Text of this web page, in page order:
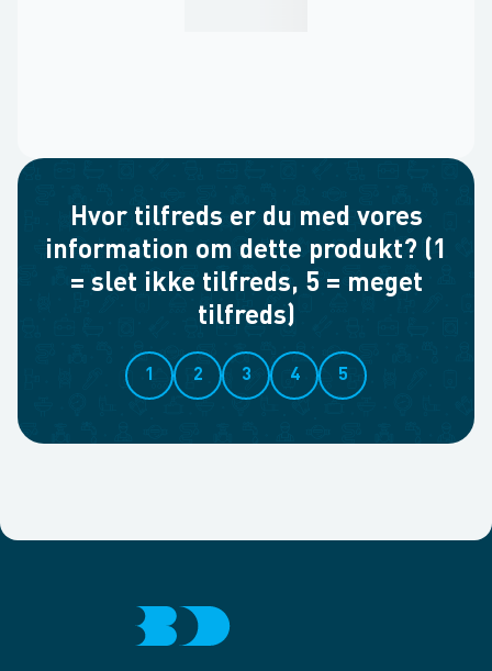
Hvor tilfreds er du med vores
information om dette produkt? (1
= slet ikke tilfreds, 5 = meget
tilfreds)
1 2 3 4 5